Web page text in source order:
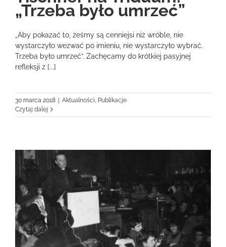
„Trzeba było umrzeć”
„Aby pokazać to, żeśmy są cenniejsi niż wróble, nie
wystarczyło wezwać po imieniu, nie wystarczyło wybrać.
Trzeba było umrzeć”. Zachęcamy do krótkiej pasyjnej
refleksji z [...]
30 marca 2018 Aktualności, Publikacje
Czytaj dalej